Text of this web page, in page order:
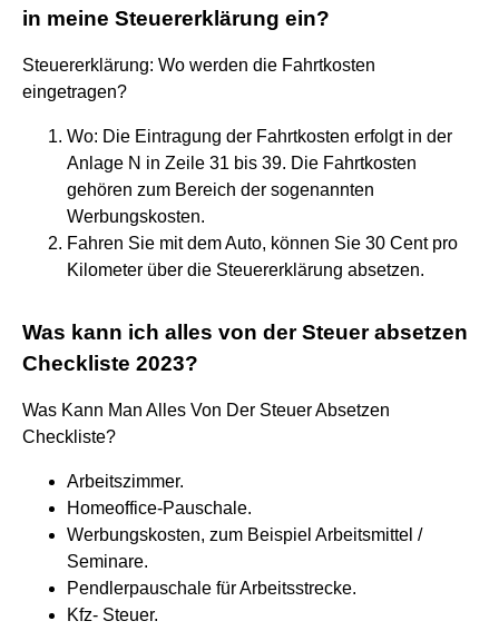
in meine Steuererklärung ein?
Steuererklärung: Wo werden die Fahrtkosten
eingetragen?
Wo: Die Eintragung der Fahrtkosten erfolgt in der
Anlage N in Zeile 31 bis 39. Die Fahrtkosten
gehören zum Bereich der sogenannten
Werbungskosten.
Fahren Sie mit dem Auto, können Sie 30 Cent pro
Kilometer über die Steuererklärung absetzen.
Was kann ich alles von der Steuer absetzen
Checkliste 2023?
Was Kann Man Alles Von Der Steuer Absetzen
Checkliste?
Arbeitszimmer.
Homeoffice-Pauschale.
Werbungskosten, zum Beispiel Arbeitsmittel /
Seminare.
Pendlerpauschale für Arbeitsstrecke.
Kfz- Steuer.